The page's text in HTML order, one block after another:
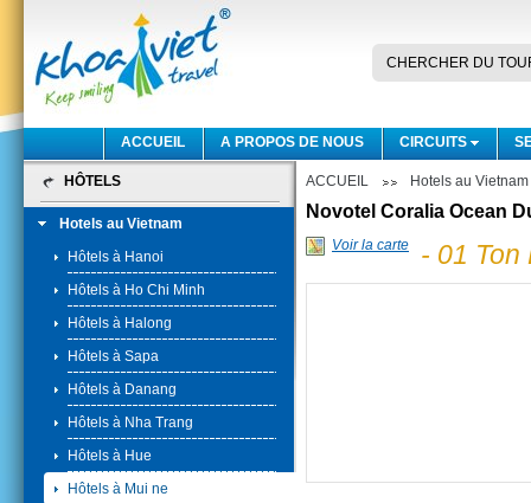
CHERCHER DU
CIRCUITS
A PROPOS DE NOUS
ACCUEIL
HÔTELS
Hotels au Vietnam
Hôtels à Hanoi
Hôtels à Ho Chi Minh
Hôtels à Halong
Hôtels à Sapa
Hôtels à Danang
Hôtels à Nha Trang
Hôtels à Hue
Hôtels à Mui ne
ACCUEIL Hotels au
Novotel Coralia Ocean
Voir la carte - 01 Ton